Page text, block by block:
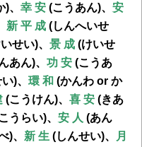
、 幸 安 (こうあん)、 安
新 平 成 (しんへいせ
せい)、 景 成 (けいせ
あん)、 功 安 (こうあ
)、 環 和 (かんわ or か
(こうけん)、 喜 安 (きあ
うらい)、 安 人 (あん
)、 新 生 (しんせい)、
月